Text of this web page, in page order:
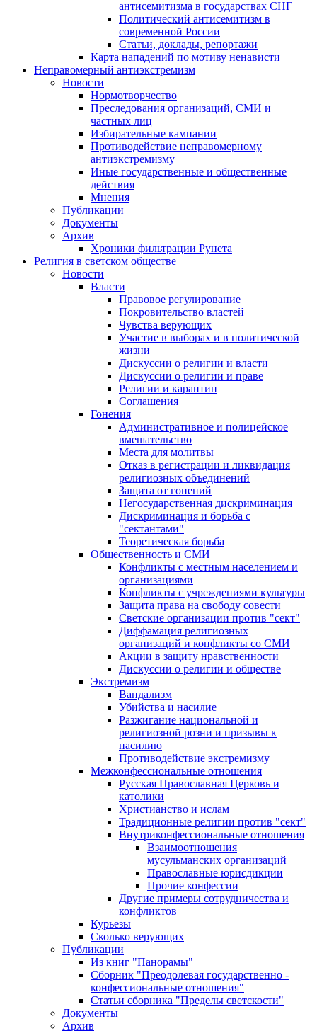
антисемитизма в государствах СНГ
Политический антисемитизм в
современной России
Статьи, доклады, репортажи
Карта нападений по мотиву ненависти
Неправомерный антиэкстремизм
Новости
Нормотворчество
Преследования организаций, СМИ и
частных лиц
Избирательные кампании
Противодействие неправомерному
антиэкстремизму
Иные государственные и общественные
действия
Мнения
Публикации
Документы
Архив
Хроники фильтрации Рунета
Религия в светском обществе
Новости
Власти
Правовое регулирование
Покровительство властей
Чувства верующих
Участие в выборах и в политической
жизни
Дискуссии о религии и власти
Дискуссии о религии и праве
Религии и карантин
Соглашения
Гонения
Административное и полицейское
вмешательство
Места для молитвы
Отказ в регистрации и ликвидация
религиозных объединений
Защита от гонений
Негосударственная дискриминация
Дискриминация и борьба с
"сектантами"
Теоретическая борьба
Общественность и СМИ
Конфликты с местным населением и
организациями
Конфликты с учреждениями культуры
Защита права на свободу совести
Светские организации против "сект"
Диффамация религиозных
организаций и конфликты со СМИ
Акции в защиту нравственности
Дискуссии о религии и обществе
Экстремизм
Вандализм
Убийства и насилие
Разжигание национальной и
религиозной розни и призывы к
насилию
Противодействие экстремизму
Межконфессиональные отношения
Русская Православная Церковь и
католики
Христианство и ислам
Традиционные религии против "сект"
Внутриконфессиональные отношения
Взаимоотношения
мусульманских организаций
Православные юрисдикции
Прочие конфессии
Другие примеры сотрудничества и
конфликтов
Курьезы
Сколько верующих
Публикации
Из книг "Панорамы"
Сборник "Преодолевая государственно -
конфессиональные отношения"
Статьи сборника "Пределы светскости"
Документы
Архив